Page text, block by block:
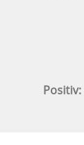
Positiv: